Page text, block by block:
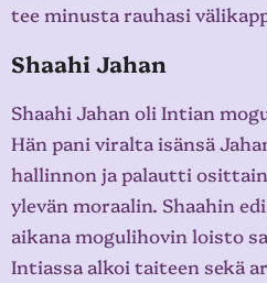
tee minusta rauhasi
Shaahi Jahan
Shaahi Jahan oli Intian
Hän pani viralta isänsä
hallinnon ja palautti
ylevän moraalin. Shaahin
aikana mogulihovin loisto
Intiassa alkoi taiteen sekä